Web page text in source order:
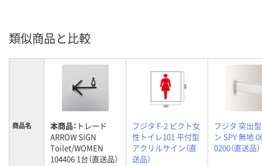
類似商品と比較
商品名 本商品： トレード
ARROW SIGN
Toilet/WOMEN
104406 1台（直送品）
フジタ F-2 ピクト女
性トイレ101 平付型
アクリルサイン（直
送品）
フジタ 突出
ン SPY 無地
0200（直送品）